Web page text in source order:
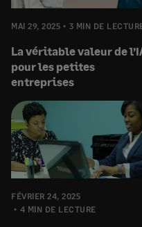
MAI 29, 2025 3 MIN DE
La véritable valeur de
pour les petites
entreprises
FÉVRIER 24, 2025
4 MIN DE LECTURE